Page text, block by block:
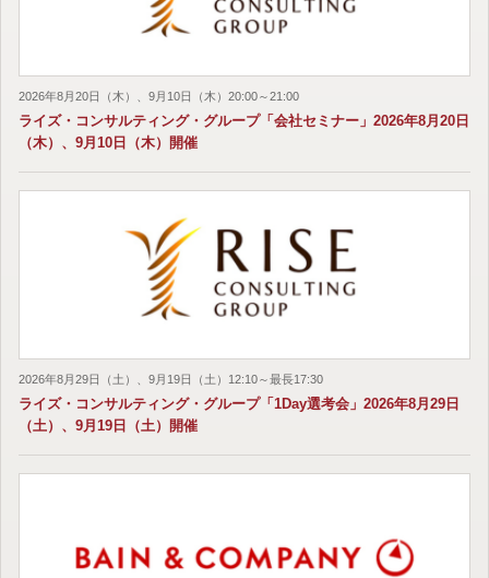
2026年8月20日（木）、9月10日（木）20:00～21:00
ライズ・コンサルティング・グループ「会社セミナー」2026年8月20日
（木）、9月10日（木）開催
2026年8月29日（土）、9月19日（土）12:10～最長17:30
ライズ・コンサルティング・グループ「1Day選考会」2026年8月29日
（土）、9月19日（土）開催